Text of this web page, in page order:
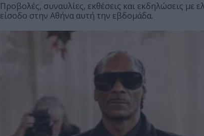
Προβολές, συναυλίες, εκθέσεις και εκδηλώσεις με
είσοδο στην Αθήνα αυτή την εβδομάδα.